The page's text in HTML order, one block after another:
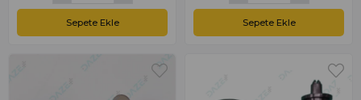
Sepete Ekle Sepete Ekle